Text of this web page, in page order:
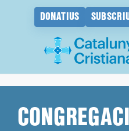
DONATIUS
contingut